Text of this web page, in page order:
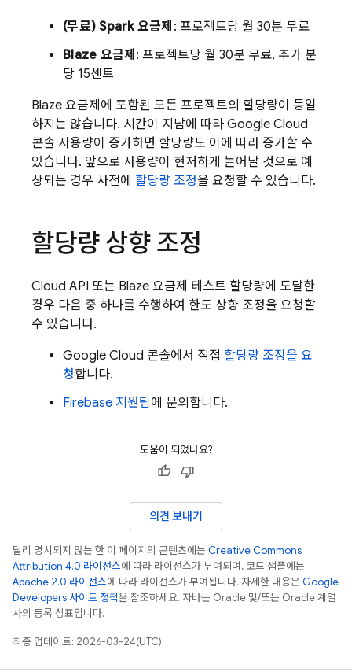
(무료) Spark 요금제 : 프로젝트당 월 30분 무료
Blaze 요금제 : 프로젝트당 월 30분 무료, 추가 분
당 15센트
Blaze 요금제에 포함된 모든 프로젝트의 할당량이 동일
하지는 않습니다. 시간이 지남에 따라 Google Cloud
콘솔 사용량이 증가하면 할당량도 이에 따라 증가할 수
있습니다. 앞으로 사용량이 현저하게 늘어날 것으로 예
상되는 경우 사전에 할당량 조정을 요청할 수 있습니다.
할당량 상향 조정
Cloud API 또는 Blaze 요금제 테스트 할당량에 도달한
경우 다음 중 하나를 수행하여 한도 상향 조정을 요청할
수 있습니다.
Google Cloud 콘솔에서 직접 할당량 조정을 요
청합니다.
Firebase 지원팀에 문의합니다.
도움이 되었나요?
의견 보내기
달리 명시되지 않는 한 이 페이지의 콘텐츠에는 Creative Commons
Attribution 4.0 라이선스에 따라 라이선스가 부여되며, 코드 샘플에는
Apache 2.0 라이선스에 따라 라이선스가 부여됩니다. 자세한 내용은 Google
Developers 사이트 정책을 참조하세요. 자바는 Oracle 및/또는 Oracle 계열
사의 등록 상표입니다.
최종 업데이트: 2026-03-24(UTC)